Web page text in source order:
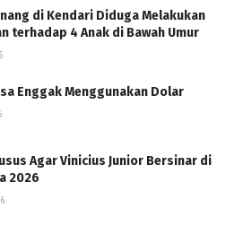
di Kendari Diduga Melakukan
terhadap 4 Anak di Bawah Umur
Enggak Menggunakan Dolar
Agar Vinicius Junior Bersinar di
2026